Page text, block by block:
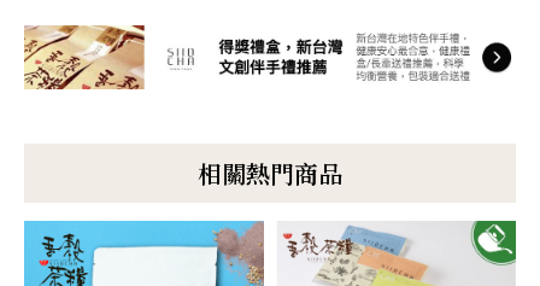
相關熱門商品